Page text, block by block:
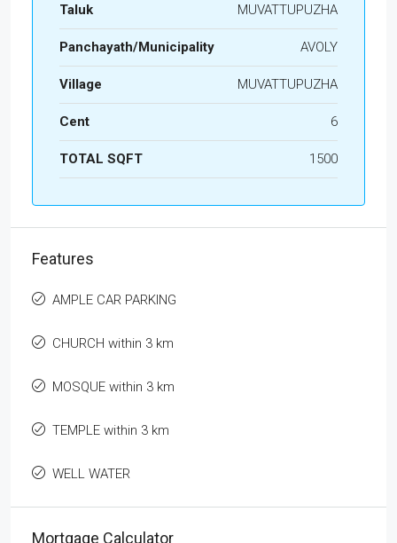
Taluk MUVATTUPUZHA
Panchayath/Municipality AVOLY
Village MUVATTUPUZHA
Cent 6
TOTAL SQFT 1500
Features
AMPLE CAR PARKING
CHURCH within 3 km
MOSQUE within 3 km
TEMPLE within 3 km
WELL WATER
Mortgage Calculator